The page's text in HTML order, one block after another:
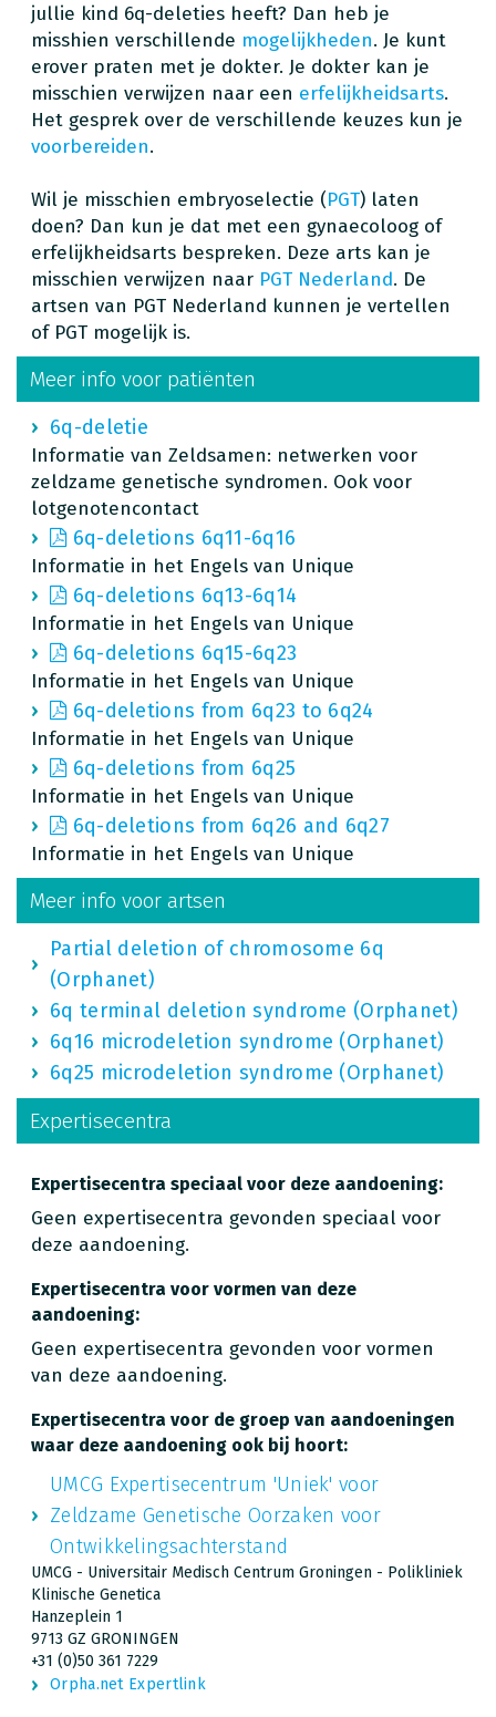
jullie kind 6q-deleties heeft? Dan heb je
misshien verschillende mogelijkheden. Je kunt
erover praten met je dokter. Je dokter kan je
misschien verwijzen naar een erfelijkheidsarts.
Het gesprek over de verschillende keuzes kun je
voorbereiden.
Wil je misschien embryoselectie (PGT) laten
doen? Dan kun je dat met een gynaecoloog of
erfelijkheidsarts bespreken. Deze arts kan je
misschien verwijzen naar PGT Nederland. De
artsen van PGT Nederland kunnen je vertellen
of PGT mogelijk is.
Meer info voor patiënten
6q-deletie
Informatie van Zeldsamen: netwerken voor
zeldzame genetische syndromen. Ook voor
lotgenotencontact
6q-deletions 6q11-6q16
Informatie in het Engels van Unique
6q-deletions 6q13-6q14
Informatie in het Engels van Unique
6q-deletions 6q15-6q23
Informatie in het Engels van Unique
6q-deletions from 6q23 to 6q24
Informatie in het Engels van Unique
6q-deletions from 6q25
Informatie in het Engels van Unique
6q-deletions from 6q26 and 6q27
Informatie in het Engels van Unique
Meer info voor artsen
Partial deletion of chromosome 6q
(Orphanet)
6q terminal deletion syndrome (Orphanet)
6q16 microdeletion syndrome (Orphanet)
6q25 microdeletion syndrome (Orphanet)
Expertisecentra
Expertisecentra speciaal voor deze aandoening:
Geen expertisecentra gevonden speciaal voor
deze aandoening.
Expertisecentra voor vormen van deze
aandoening:
Geen expertisecentra gevonden voor vormen
van deze aandoening.
Expertisecentra voor de groep van aandoeningen
waar deze aandoening ook bij hoort:
UMCG Expertisecentrum 'Uniek' voor
Zeldzame Genetische Oorzaken voor
Ontwikkelingsachterstand
UMCG - Universitair Medisch Centrum Groningen - Polikliniek
Klinische Genetica
Hanzeplein 1
9713 GZ GRONINGEN
+31 (0)50 361 7229
Orpha.net Expertlink